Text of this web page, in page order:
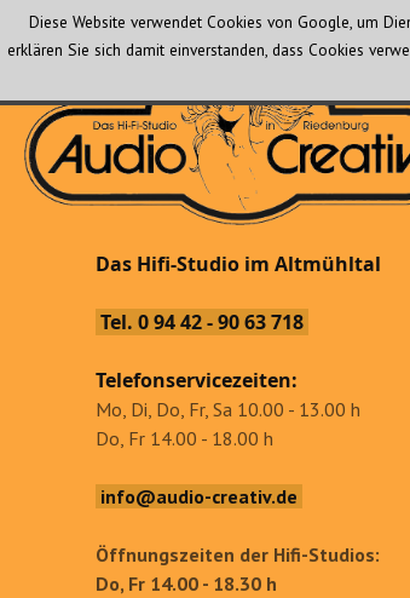
Das Hifi-Studio im Altmühltal
Das Hifi-Studio im Altmühltal
Tel. 0 94 42 - 90 63 718
Telefonservicezeiten:
Mo, Di, Do, Fr, Sa 10.00 - 13.00 h
Do, Fr 14.00 - 18.00 h
info@audio-creativ.de
Öffnungszeiten der Hifi-Studios:
Do, Fr 14.00 - 18.30 h
Diese Website verwendet Cookies von Google, um
erklären Sie sich damit einverstanden, dass Cookies